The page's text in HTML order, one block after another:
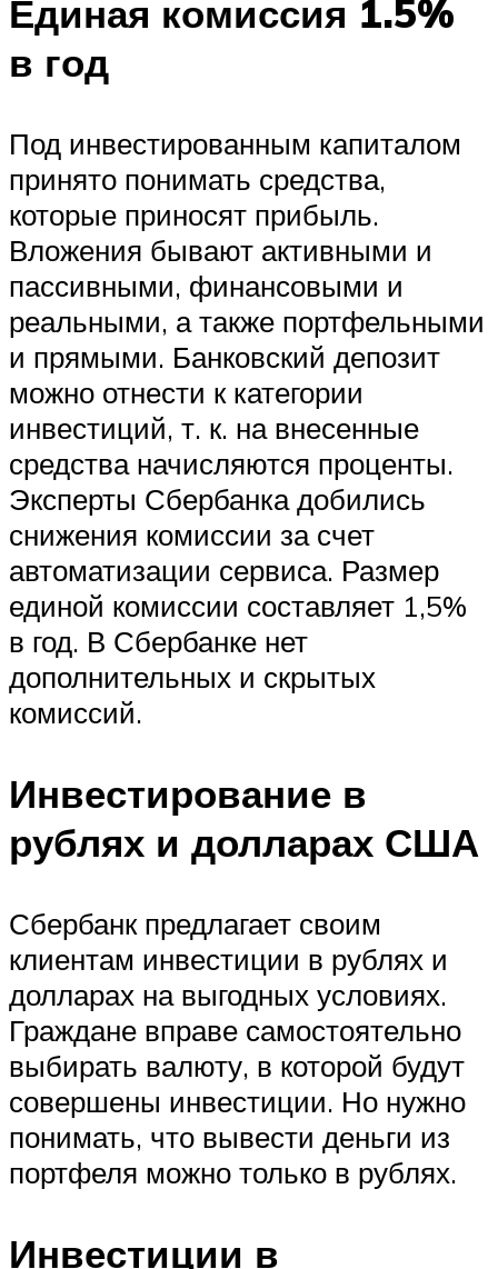
Единая комиссия 1.5%
в год
Под инвестированным капиталом
принято понимать средства,
которые приносят прибыль.
Вложения бывают активными и
пассивными, финансовыми и
реальными, а также портфельными
и прямыми. Банковский депозит
можно отнести к категории
инвестиций, т. к. на внесенные
средства начисляются проценты.
Эксперты Сбербанка добились
снижения комиссии за счет
автоматизации сервиса. Размер
единой комиссии составляет 1,5%
в год. В Сбербанке нет
дополнительных и скрытых
комиссий.
Инвестирование в
рублях и долларах США
Сбербанк предлагает своим
клиентам инвестиции в рублях и
долларах на выгодных условиях.
Граждане вправе самостоятельно
выбирать валюту, в которой будут
совершены инвестиции. Но нужно
понимать, что вывести деньги из
портфеля можно только в рублях.
Инвестиции в